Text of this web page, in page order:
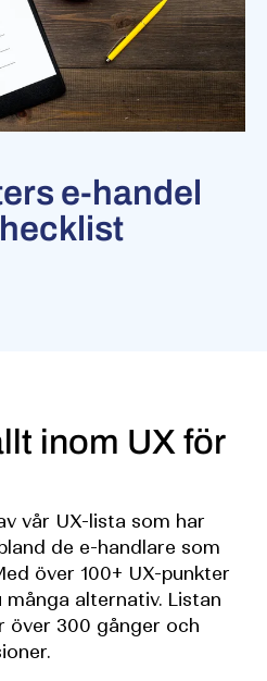
e-handel
inom UX för
vår UX-lista som har
de e-handlare som
över 100+ UX-punkter
alternativ. Listan
över 300 gånger och